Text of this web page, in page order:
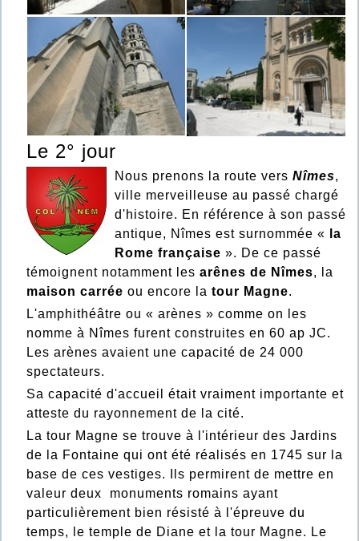
Le 2° jour
Nous prenons la route vers Nîmes,
ville merveilleuse au passé chargé
d'histoire. En référence à son passé
antique, Nîmes est surnommée «
la
Rome française ». De ce passé
témoignent notamment les arênes de Nîmes, la
maison carrée ou encore la tour Magne.
L'amphithéâtre ou « arènes » comme on les
nomme à Nîmes furent construites en 60 ap JC.
Les arènes avaient une capacité de 24 000
spectateurs.
Sa capacité d'accueil était vraiment importante et
atteste du rayonnement de la cité.
La tour Magne se trouve à l'intérieur des Jardins
de la Fontaine qui ont été réalisés en 1745 sur la
base de ces vestiges. Ils permirent de mettre en
valeur deux monuments romains ayant
particulièrement bien résisté à l'épreuve du
temps, le temple de Diane et la tour Magne. Le